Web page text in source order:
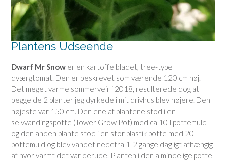
Plantens Udseende
Dwarf Mr Snow er en kartoffelbladet, tree-type
dværgtomat. Den er beskrevet som værende 120 cm høj.
Det meget varme sommervejr i 2018, resulterede dog at
begge de 2 planter jeg dyrkede i mit drivhus blev højere. Den
højeste var 150 cm. Den ene af plantene stod i en
selvvandingspotte (Tower Grow Pot) med ca 10 l pottemuld
og den anden plante stod i en stor plastik potte med 20 l
pottemuld og blev vandet nedefra 1-2 gange dagligt afhængig
af hvor varmt det var derude. Planten i den almindelige potte